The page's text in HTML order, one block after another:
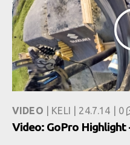
VIDEO | KELI | 24.7.14 | 0
Video: GoPro Highlight